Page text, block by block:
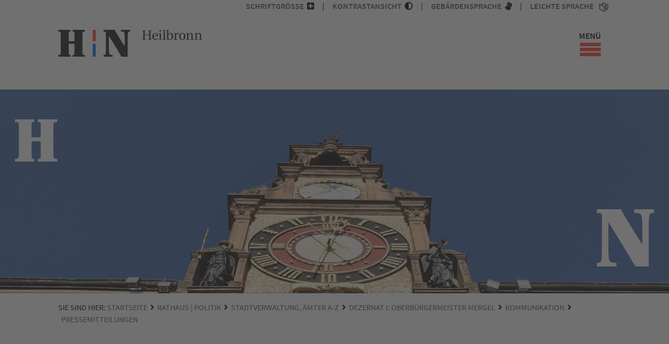
SCHRIFTGRÖSSE KONTRASTANSICHT GEBÄRDENSPRACHE LEICHTE SPRACHE
MENÜ
SIE SIND HIER: STARTSEITE RATHAUS | POLITIK STADTVERWALTUNG, ÄMTER A-Z DEZERNAT I: OBERBÜRGERMEISTER MERGEL
KOMMUNIKATION
PRESSEMITTEILUNGEN